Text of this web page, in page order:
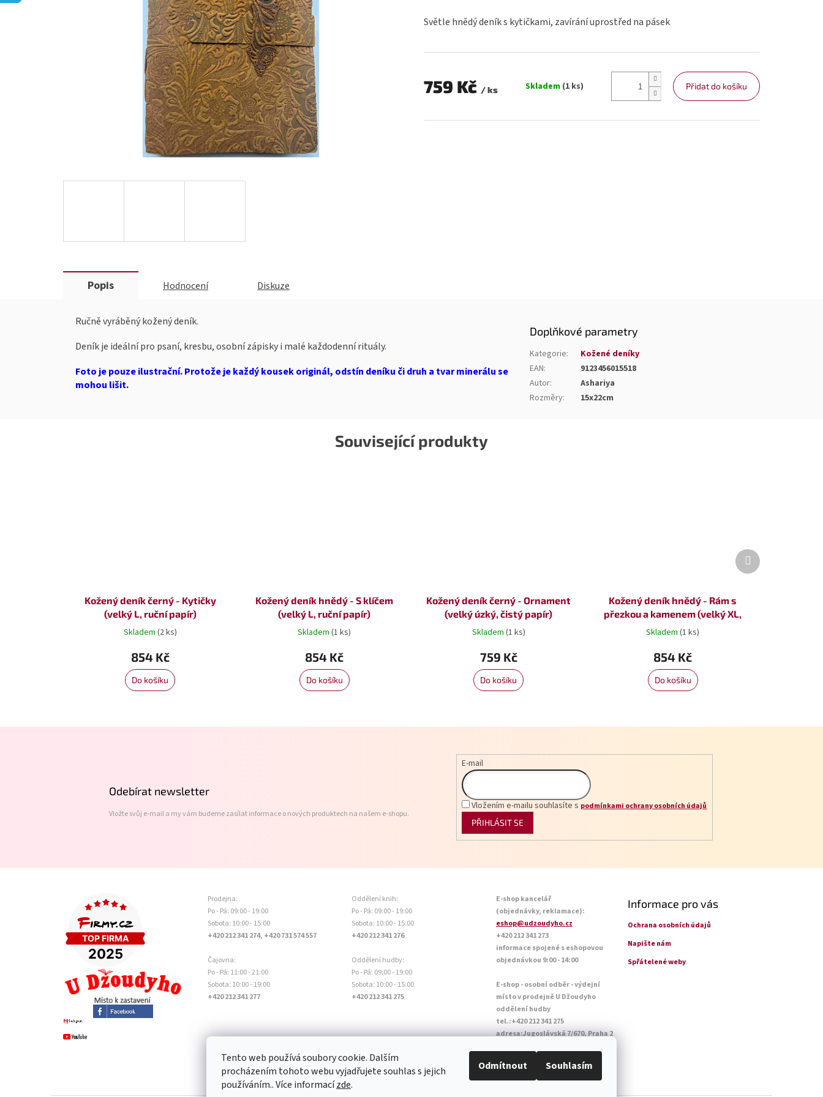
Tento web používá soubory cookie. Dalším
procházením tohoto webu vyjadřujete souhlas s jejich
používáním.. Více informacízde.
Odmítnout Souhlasím
Světle hnědý deník s kytičkami, zavírání uprostřed na pásek
759 Kč / ks
Skladem (1 ks) Přidat do košíku
produktu
z
hvězdiček.
Související produkty
Kožený deník černý - Kytičky
(velký L, ruční papír)
Skladem (2 ks)
854 Kč
Do košíku
Kožený deník hnědý - S klíčem
(velký L, ruční papír)
Skladem(1 ks)
854 Kč
Do košíku
Kožený deník černý - Ornament
(velký úzký, čistý papír)
Skladem (1 ks)
759 Kč
Do košíku
Kožený deník hnědý - Rám s
přezkou a kamenem (velký XL,
čistý papír)
Skladem(1 ks)
854 Kč
Do košíku
Další
produkt
Popis Hodnocení Diskuze
Ručně vyráběný kožený deník.
Deník je ideální pro psaní, kresbu, osobní zápisky i malé každodenní rituály.
Foto je pouze ilustrační. Protože je každý kousek originál, odstín deníku či druh a tvar minerálu se
mohou lišit.
Doplňkové parametry
Kategorie:
Kožené deníky
EAN:
9123456015518
Autor:
Ashariya
Rozměry: 15x22cm
Odebírat newsletter
Vložte svůj e-mail a my vám budeme zasílat informace o nových produktech na našem e-shopu.
E-mail
Vložením e-mailu souhlasíte s podmínkami ochrany osobních údajů
PŘIHLÁSIT SE
Prodejna:
Po - Pá: 09:00 - 19:00
Sobota: 10:00 - 15:00
+420 212 341 274, +420 731 574 557
Čajovna:
Po - Pá: 11:00 - 21:00
Sobota: 10:00 - 19:00
+420 212 341 277
Oddělení knih:
Po - Pá: 09:00 - 19:00
Sobota: 10:00 - 15:00
+420 212 341 276
Oddělení hudby:
Po - Pá: 09:00 - 19:00
Sobota: 10:00 - 15:00
+420 212 341 275
E-shop kancelář
(objednávky, reklamace):
eshop@udzoudyho.cz
+420 212 341 273
informace spojené s eshopovou
objednávkou 9:00 - 14:00
E-shop - osobní odběr - výdejní
místo v prodejně U Džoudyho
oddělení hudby
tel.:+420 212 341 275
adresa:Jugoslávská 7/670, Praha 2
Informace pro vás
Ochrana osobních údajů
Napište nám
Spřátelené weby